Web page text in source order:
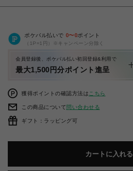
ポケパル払いで 0〜0ポイント
（1P=1円）※キャンペーン分除く
会員登録後、ポケパル払い初回登録&利用で
最大1,500円分ポイント進呈
獲得ポイントの確認方法は こちら
この商品について問い合わせる
ギフト：ラッピング可
カートに入れる